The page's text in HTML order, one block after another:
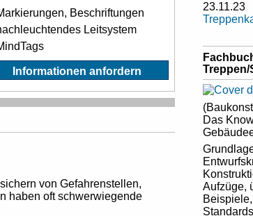
Beschriftungen
Leitsystem
Informationen anfordern
von Gefahrenstellen,
haben oft schwerwiegende
23.11.23
Treppen/
Das
Aufzüge,